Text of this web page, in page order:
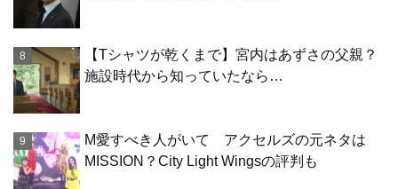
【Tシャツが乾くまで】宮内はあずさの父親？
施設時代から知っていたなら…
M愛すべき人がいて アクセルズの元ネタは
MISSION？City Light Wingsの評判も